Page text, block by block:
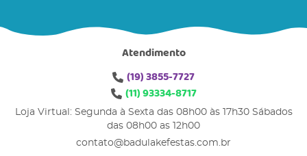
Atendimento
(19)3855-7727
(11)93334-8717
Loja Virtual: Segunda à Sexta das 08h00 às 17h30 Sábados
das 08h00 as 12h00
contato@badulakefestas.com.br